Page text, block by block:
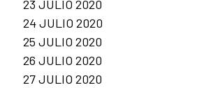
23 JULIO 2020
24 JULIO 2020
25 JULIO 2020
26 JULIO 2020
27 JULIO 2020